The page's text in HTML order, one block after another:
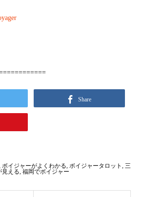
Share
ボイジャーがよくわかる, ボイジャータロット , 三
見える, 福岡でボイジャー